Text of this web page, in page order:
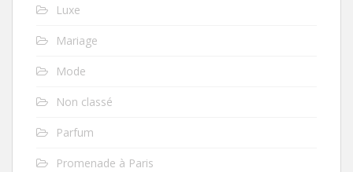
Luxe
Mariage
Mode
Non classé
Parfum
Promenade à Paris